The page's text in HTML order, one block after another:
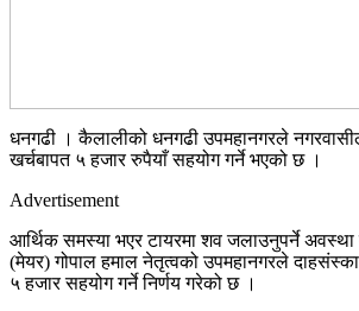
धनगढी । कैलालीको धनगढी उपमहानगरले
खर्चबापत ५ हजार रुपैयाँ सहयोग गर्ने भएको छ ।
Advertisement
आर्थिक समस्या भएर टायरमा शव जलाउनुपर्ने
(मेयर) गोपाल हमाल नेतृत्वको उपमहानगरले
५ हजार सहयोग गर्ने निर्णय गरेको छ ।